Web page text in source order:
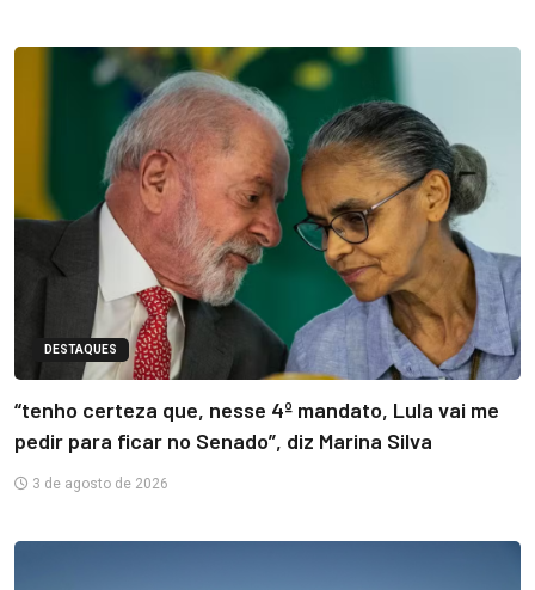
DESTAQUES
“tenho certeza que, nesse 4º mandato, Lula vai me
pedir para ficar no Senado”, diz Marina Silva
3 de agosto de 2026